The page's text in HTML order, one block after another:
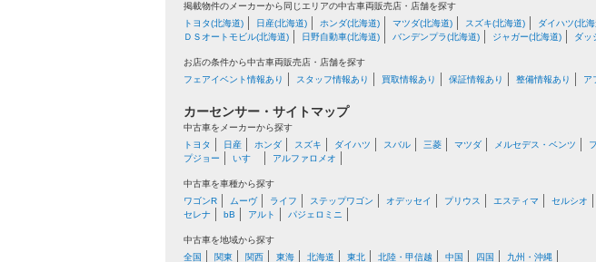
掲載物件のメーカーから同じエリアの中古車両販売店・店舗を探す
トヨタ(北海道)
日産(北海道) ホンダ(北海道) マツダ(北海道) スズキ(北海道) ダイハツ(北
ＤＳオートモビル(北海道)
日野自動車(北海道) バンデンプラ(北海道) ジャガー(北海道) ダッ
お店の条件から中古車両販売店・店舗を探す
フェアイベント情報あり
スタッフ情報あり 買取情報あり 保証情報あり 整備情報あり ア
カーセンサー・サイトマップ
中古車をメーカーから探す
トヨタ
日産 ホンダ スズキ ダイハツ スバル 三菱 マツダ メルセデス・ベンツ
プジョー
いすゞ アルファロメオ
中古車を車種から探す
ワゴンR
ムーヴ ライフ ステップワゴン オデッセイ プリウス エスティマ セルシオ
セレナ
bB アルト パジェロミニ
中古車を地域から探す
全国
関東 関西 東海 北海道 東北 北陸・甲信越 中国 四国 九州・沖縄